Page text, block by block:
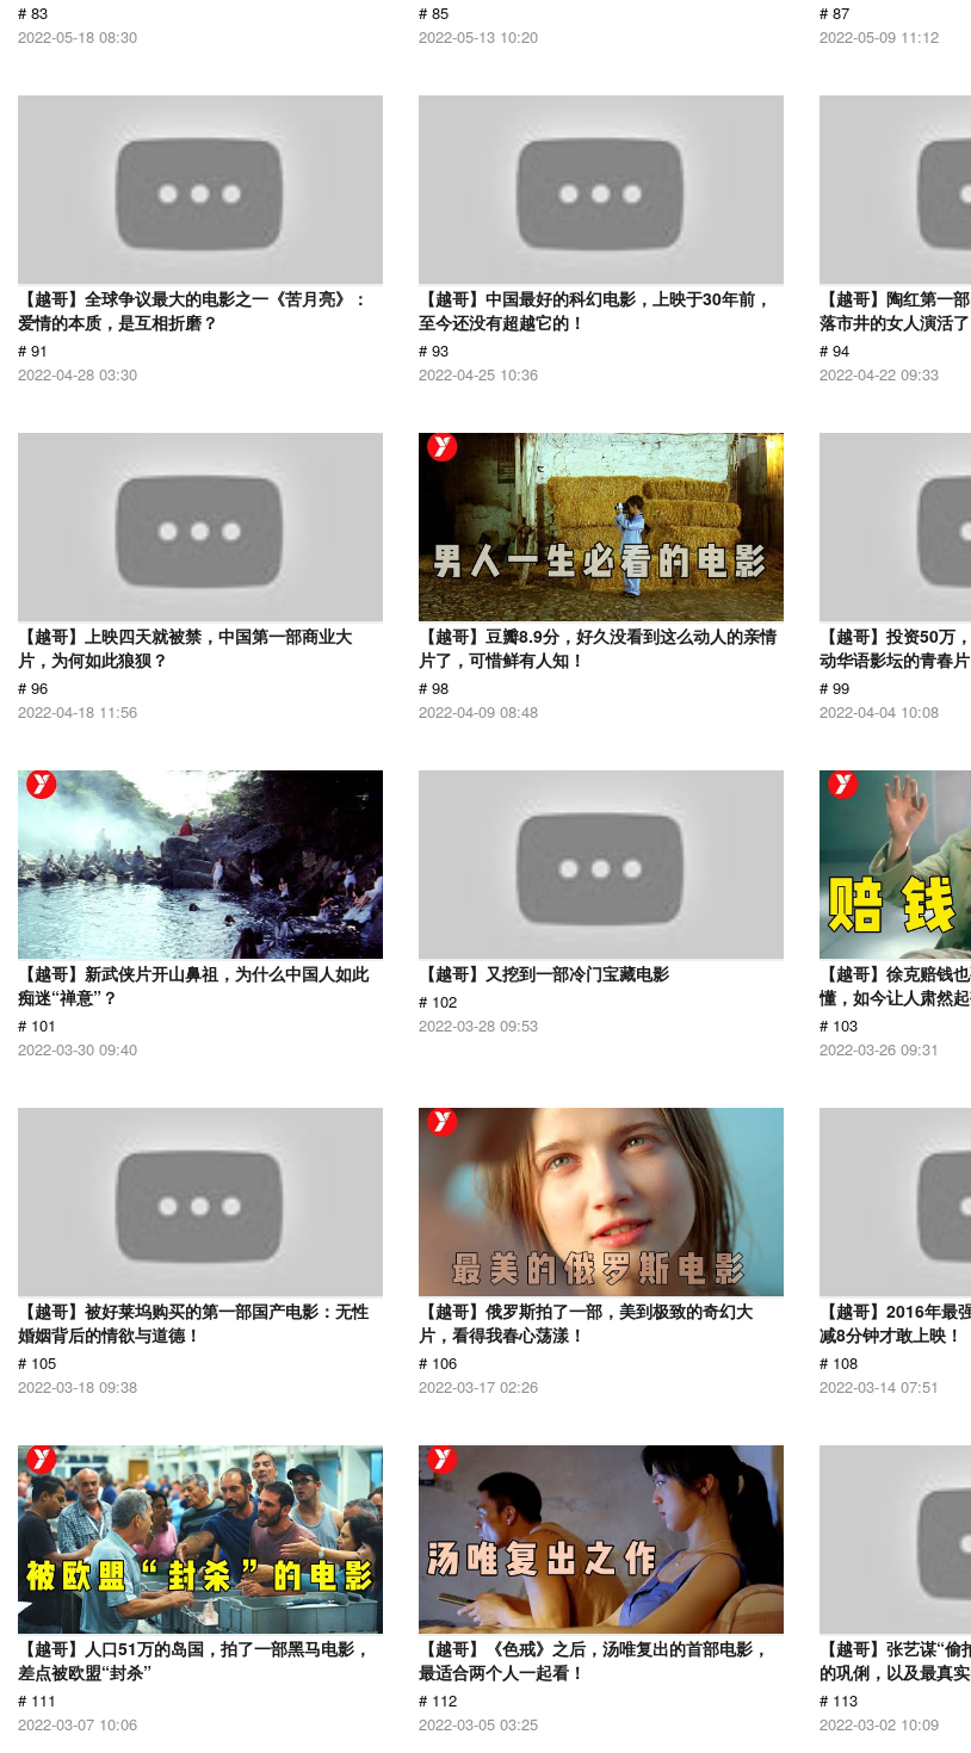
# 83
2022-05-18 08:30
# 85
2022-05-13 10:20
# 87
2022-05-09 11:12
【越哥】全球争议最大的电影之一《苦月亮》：
爱情的本质，是互相折磨？
# 91
2022-04-28 03:30
【越哥】中国最好的科幻电影，上映于30年前，
至今还没有超越它的！
# 93
2022-04-25 10:36
【越哥】陶红第一
落市井的女人演活了
# 94
2022-04-22 09:33
【越哥】上映四天就被禁，中国第一部商业大
片，为何如此狼狈？
# 96
2022-04-18 11:56
【越哥】豆瓣8.9分，好久没看到这么动人的亲情
片了，可惜鲜有人知！
# 98
2022-04-09 08:48
【越哥】投资50万
动华语影坛的青春片
# 99
2022-04-04 10:08
【越哥】新武侠片开山鼻祖，为什么中国人如此
痴迷“禅意”？
# 101
2022-03-30 09:40
【越哥】又挖到一部冷门宝藏电影
# 102
2022-03-28 09:53
【越哥】徐克赔钱
懂，如今让人肃然起
# 103
2022-03-26 09:31
【越哥】被好莱坞购买的第一部国产电影：无性
婚姻背后的情欲与道德！
# 105
2022-03-18 09:38
【越哥】俄罗斯拍了一部，美到极致的奇幻大
片，看得我春心荡漾！
# 106
2022-03-17 02:26
【越哥】2016年最
减8分钟才敢上映！
# 108
2022-03-14 07:51
【越哥】人口51万的岛国，拍了一部黑马电影，
差点被欧盟“封杀”
# 111
2022-03-07 10:06
【越哥】《色戒》之后，汤唯复出的首部电影，
最适合两个人一起看！
# 112
2022-03-05 03:25
【越哥】张艺谋“
的巩俐，以及最真
# 113
2022-03-02 10:09